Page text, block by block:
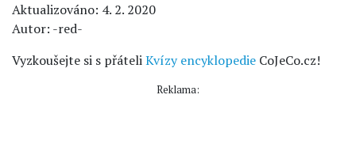
Aktualizováno: 4. 2. 2020
Autor: -red-
Vyzkoušejte si s přáteliKvízy encyklopedie CoJeCo.cz!
Reklama: